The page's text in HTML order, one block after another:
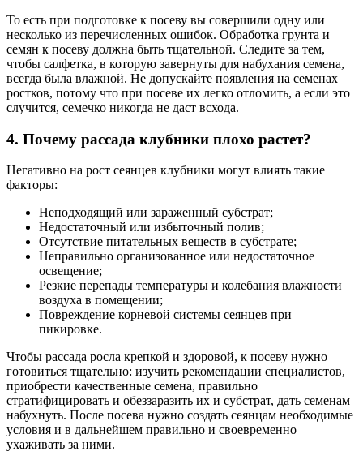
То есть при подготовке к посеву вы совершили одну или
несколько из перечисленных ошибок. Обработка грунта и
семян к посеву должна быть тщательной. Следите за тем,
чтобы салфетка, в которую завернуты для набухания семена,
всегда была влажной. Не допускайте появления на семенах
ростков, потому что при посеве их легко отломить, а если это
случится, семечко никогда не даст всхода.
4. Почему рассада клубники плохо растет?
Негативно на рост сеянцев клубники могут влиять такие
факторы:
Неподходящий или зараженный субстрат;
Недостаточный или избыточный полив;
Отсутствие питательных веществ в субстрате;
Неправильно организованное или недостаточное
освещение;
Резкие перепады температуры и колебания влажности
воздуха в помещении;
Повреждение корневой системы сеянцев при
пикировке.
Чтобы рассада росла крепкой и здоровой, к посеву нужно
готовиться тщательно: изучить рекомендации специалистов,
приобрести качественные семена, правильно
стратифицировать и обеззаразить их и субстрат, дать семенам
набухнуть. После посева нужно создать сеянцам необходимые
условия и в дальнейшем правильно и своевременно
ухаживать за ними.